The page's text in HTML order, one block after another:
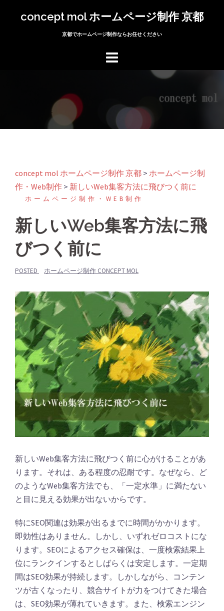
プ
concept mol ホームページ制作 京都
京都でホームページ制作ならお任せください
concept mol ホームページ制作 京都 > ホームページ制
作・Web制作 > 新しいWeb集客方法に飛びつく前に
ホームページ制作・WEB制作
新しいWeb集客方法に飛
びつく前に
POSTED ホームページ制作 CONCEPT MOL
新しいWeb集客方法に飛びつく前に心がけることがあ
ります。それは、ある程度の忍耐です。なぜなら、ど
のようなWeb集客方法でも、「一定水準」に満たない
と目に見える効果が出ないからです。
特にSEO関連は効果が出るまでに時間がかかります。
即効性はありません。しかし、いずれゼロコストにな
ります。SEOによるアクセス確保は、一度検索結果上
位にランクインするとしばらくは安定します。一定期
間はSEO効果が持続します。しかしながら、コンテン
ツが古くなったり、競合サイトが力をつけてきた場合
は、SEO効果が薄れていきます。また、検索エンジン